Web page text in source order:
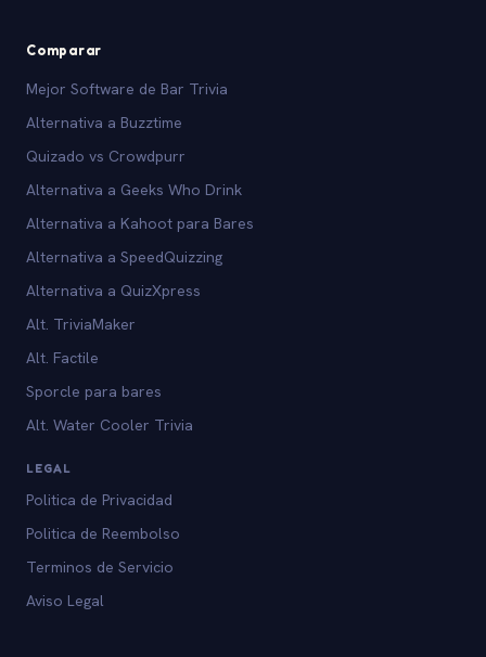
Comparar
Mejor Software de Bar Trivia
Alternativa a Buzztime
Quizado vs Crowdpurr
Alternativa a Geeks Who Drink
Alternativa a Kahoot para Bares
Alternativa a SpeedQuizzing
Alternativa a QuizXpress
Alt. TriviaMaker
Alt. Factile
Sporcle para bares
Alt. Water Cooler Trivia
LEGAL
Politica de Privacidad
Politica de Reembolso
Terminos de Servicio
Aviso Legal